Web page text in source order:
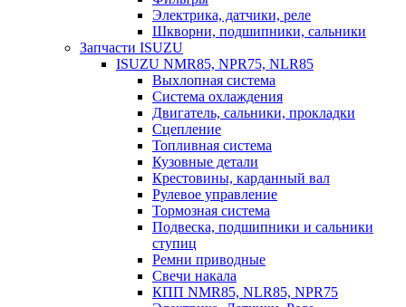
Электрика, датчики, реле
Шкворни, подшипники, сальники
Запчасти ISUZU
ISUZU NMR85, NPR75, NLR85
Выхлопная система
Система охлаждения
Двигатель, сальники, прокладки
Сцепление
Топливная система
Кузовные детали
Крестовины, карданный вал
Рулевое управление
Тормозная система
Подвеска, подшипники и сальники
ступиц
Ремни приводные
Свечи накала
КПП NMR85, NLR85, NPR75